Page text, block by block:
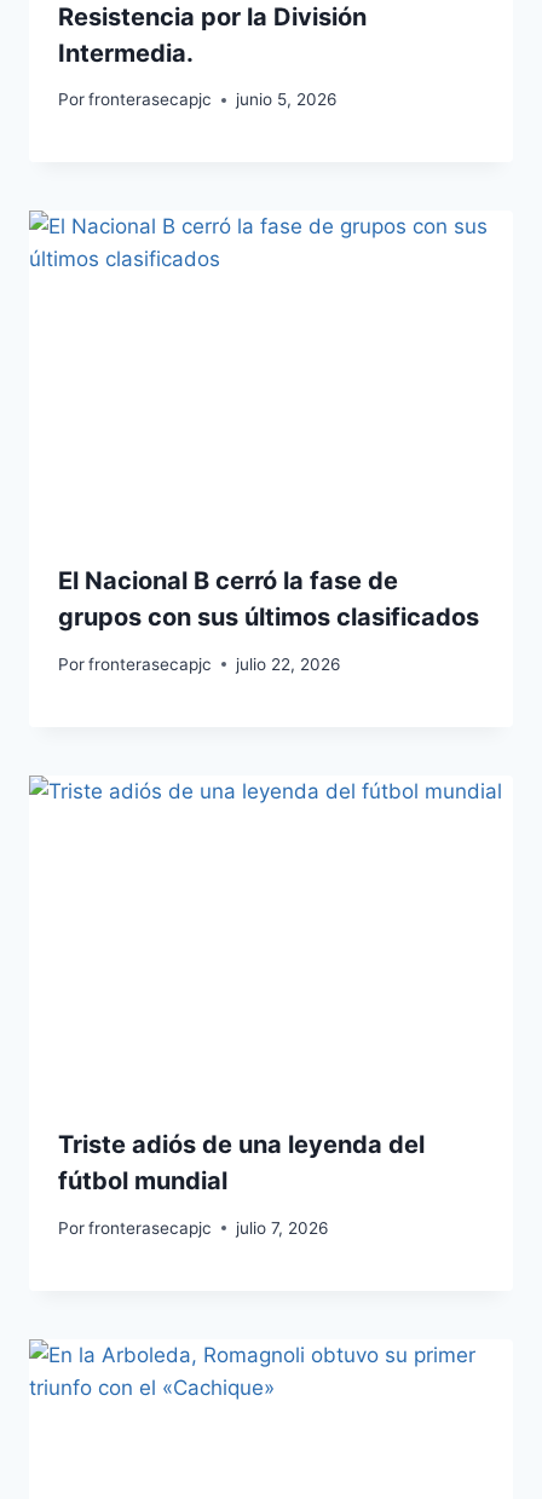
Resistencia por la División
Intermedia.
Porfronterasecapjc junio 5, 2026
El Nacional B cerró la fase de
grupos con sus últimos clasificados
Porfronterasecapjc julio 22, 2026
Triste adiós de una leyenda del
fútbol mundial
Porfronterasecapjc julio 7, 2026